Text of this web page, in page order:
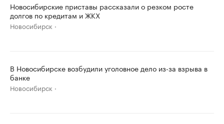
Новосибирские приставы рассказали о резком росте
долгов по кредитам и ЖКХ
Новосибирск
В Новосибирске возбудили уголовное дело из-за взрыва в
банке
Новосибирск